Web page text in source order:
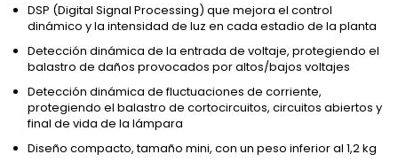
DSP (Digital Signal Processing) que mejora el control
dinámico y la intensidad de luz en cada estadio de la planta
Detección dinámica de la entrada de voltaje, protegiendo el
balastro de daños provocados por altos/bajos voltajes
Detección dinámica de fluctuaciones de corriente,
protegiendo el balastro de cortocircuitos, circuitos abiertos y
final de vida de la lámpara
Diseño compacto, tamaño mini, con un peso inferior al 1,2 kg